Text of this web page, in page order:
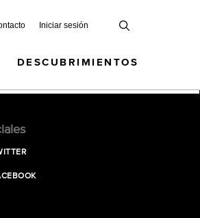
Iniciar sesión
DESCUBRIMIENTOS